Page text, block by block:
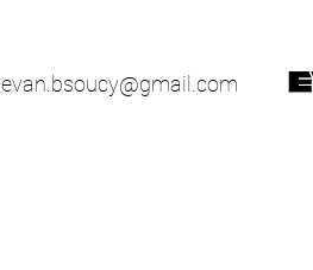
evan.bsoucy@gmail.com